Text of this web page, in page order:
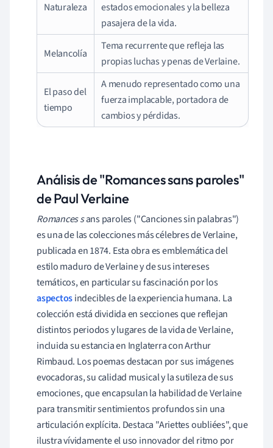
Naturaleza
estados emocionales y la belleza
pasajera de la vida.
Melancolía
Tema recurrente que refleja las
propias luchas y penas de Verlaine.
El paso del
tiempo
A menudo representado como una
fuerza implacable, portadora de
cambios y pérdidas.
Análisis de "Romances sans paroles"
de Paul Verlaine
Romances sans paroles ("Canciones sin palabras")
es una de las colecciones más célebres de Verlaine,
publicada en 1874. Esta obra es emblemática del
estilo maduro de Verlaine y de sus intereses
temáticos, en particular su fascinación por los
aspectosindecibles de la experiencia humana. La
colección está dividida en secciones que reflejan
distintos periodos y lugares de la vida de Verlaine,
incluida su estancia en Inglaterra con Arthur
Rimbaud. Los poemas destacan por sus imágenes
evocadoras, su calidad musical y la sutileza de sus
emociones, que encapsulan la habilidad de Verlaine
para transmitir sentimientos profundos sin una
articulación explícita. Destaca "Ariettes oubliées", que
ilustra vívidamente el uso innovador del ritmo por